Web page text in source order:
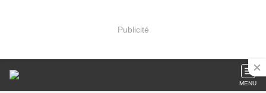
Publicité
MENU